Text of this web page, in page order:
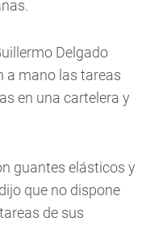
Delgado
a mano las tareas
en una cartelera y
guantes elásticos y
que no dispone
de sus